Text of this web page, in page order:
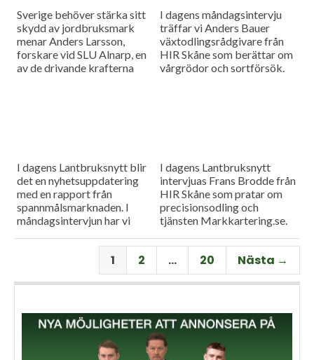
Sverige behöver stärka sitt
skydd av jordbruksmark
menar Anders Larsson,
forskare vid SLU Alnarp, en
av de drivande krafterna
I dagens måndagsintervju
träffar vi Anders Bauer
växtodlingsrådgivare från
HIR Skåne som berättar om
vårgrödor och sortförsök.
I dagens Lantbruksnytt blir
det en nyhetsuppdatering
med en rapport från
spannmålsmarknaden. I
måndagsintervjun har vi
Per Larsson som idag har
rollen som senior advisor på
I dagens Lantbruksnytt
intervjuas Frans Brodde från
HIR Skåne som pratar om
precisionsodling och
tjänsten Markkartering.se.
nyhetsuppdatering med en
rapport från
spannmålsmarknaden.
1 2 … 20 Nästa →